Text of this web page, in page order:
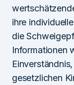
ihre
die
Informationen
gesetzlichen